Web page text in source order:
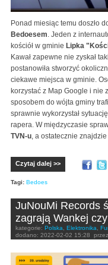
Ponad miesiąc temu doszło
Bedoesem. Jeden z
kościół w gminie Lipka
Kawał zapewne nie zyskał
postanowiła stworzyć
ciekawe miejsca w gminie.
korzystać z Map Google i nie
sposobem do wójta gminy
sprawnie wykorzystał
rapera. W międzyczasie
TVN-u, a ostatecznie
Czytaj dalej >>
Tagi: Bedoes
JuNouMi Records
zagrają Wankej
kategorie: Polska, Elektronika,
dodano: 2022-02-02 15:28